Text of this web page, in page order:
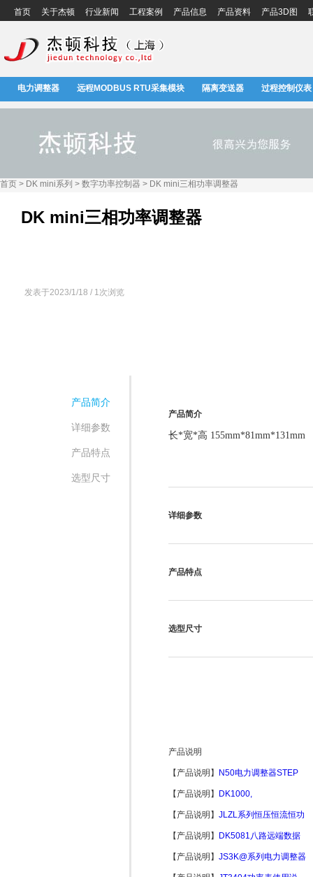
首页 关于杰顿 行业新闻 工程案例 产品信息 产品资料 产品3D图
电力调整器 远程MODBUS RTU采集模块 隔离变送器 过程控制仪表
首页 > DK mini系列 > 数字功率控制器 > DK mini三相功率调整器
DK mini三相功率调整器
发表于2023/1/18 / 1次浏览
产品简介
详细参数
产品特点
选型尺寸
产品简介
长*宽*高 155mm*81mm*131mm
详细参数
产品特点
选型尺寸
产品说明
【产品说明】 N50电力调整器STEP
【产品说明】 DK1000,
【产品说明】JLZL系列恒压恒流恒功
【产品说明】 DK5081八路远端数据
【产品说明】JS3K@系列电力调整器